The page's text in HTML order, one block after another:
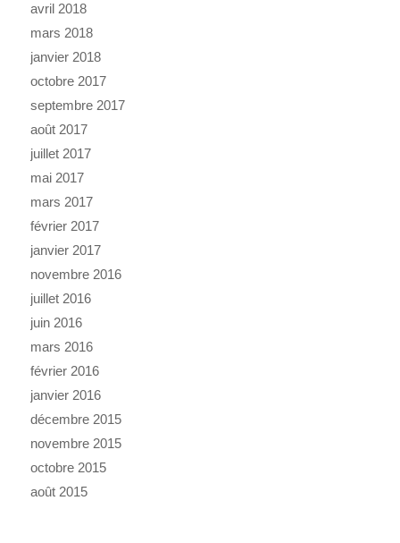
avril 2018
mars 2018
janvier 2018
octobre 2017
septembre 2017
août 2017
juillet 2017
mai 2017
mars 2017
février 2017
janvier 2017
novembre 2016
juillet 2016
juin 2016
mars 2016
février 2016
janvier 2016
décembre 2015
novembre 2015
octobre 2015
août 2015